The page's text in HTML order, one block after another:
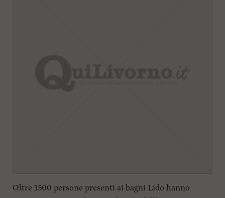
Oltre 1500 persone presenti ai bagni Lido hanno